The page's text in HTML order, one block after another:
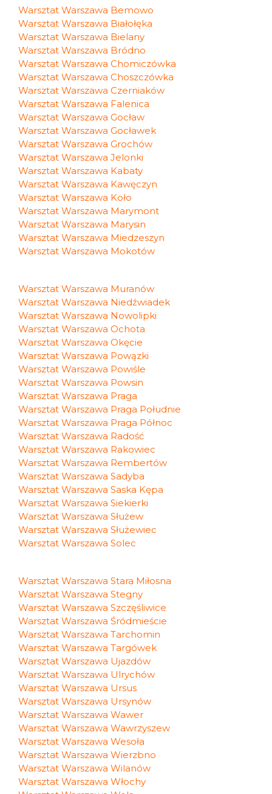
Warsztat Warszawa Bemowo
Warsztat Warszawa Białołęka
Warsztat Warszawa Bielany
Warsztat Warszawa Bródno
Warsztat Warszawa Chomiczówka
Warsztat Warszawa Choszczówka
Warsztat Warszawa Czerniaków
Warsztat Warszawa Falenica
Warsztat Warszawa Gocław
Warsztat Warszawa Gocławek
Warsztat Warszawa Grochów
Warsztat Warszawa Jelonki
Warsztat Warszawa Kabaty
Warsztat Warszawa Kawęczyn
Warsztat Warszawa Koło
Warsztat Warszawa Marymont
Warsztat Warszawa Marysin
Warsztat Warszawa Miedzeszyn
Warsztat Warszawa Mokotów
Warsztat Warszawa Muranów
Warsztat Warszawa Niedźwiadek
Warsztat Warszawa Nowolipki
Warsztat Warszawa Ochota
Warsztat Warszawa Okęcie
Warsztat Warszawa Powązki
Warsztat Warszawa Powiśle
Warsztat Warszawa Powsin
Warsztat Warszawa Praga
Warsztat Warszawa Praga Południe
Warsztat Warszawa Praga Północ
Warsztat Warszawa Radość
Warsztat Warszawa Rakowiec
Warsztat Warszawa Rembertów
Warsztat Warszawa Sadyba
Warsztat Warszawa Saska Kępa
Warsztat Warszawa Siekierki
Warsztat Warszawa Służew
Warsztat Warszawa Służewiec
Warsztat Warszawa Solec
Warsztat Warszawa Stara Miłosna
Warsztat Warszawa Stegny
Warsztat Warszawa Szczęśliwice
Warsztat Warszawa Śródmieście
Warsztat Warszawa Tarchomin
Warsztat Warszawa Targówek
Warsztat Warszawa Ujazdów
Warsztat Warszawa Ulrychów
Warsztat Warszawa Ursus
Warsztat Warszawa Ursynów
Warsztat Warszawa Wawer
Warsztat Warszawa Wawrzyszew
Warsztat Warszawa Wesoła
Warsztat Warszawa Wierzbno
Warsztat Warszawa Wilanów
Warsztat Warszawa Włochy